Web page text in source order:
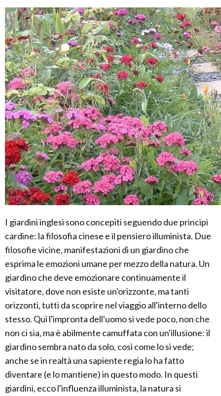
I giardini inglesi sono concepiti seguendo due principi
cardine: la filosofia cinese e il pensiero illuminista. Due
filosofie vicine, manifestazioni di un giardino che
esprima le emozioni umane per mezzo della natura. Un
giardino che deve emozionare continuamente il
visitatore, dove non esiste un'orizzonte, ma tanti
orizzonti, tutti da scoprire nel viaggio all'interno dello
stesso. Qui l'impronta dell'uomo si vede poco, non che
non ci sia, ma è abilmente camuffata con un'illusione: il
giardino sembra nato da solo, così come lo si vede;
anche se in realtà una sapiente regia lo ha fatto
diventare (e lo mantiene) in questo modo. In questi
giardini, ecco l'influenza illuminista, la natura si